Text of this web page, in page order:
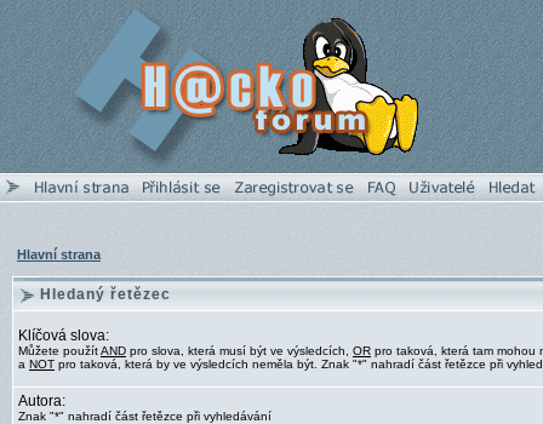
Hlavní strana
Hledaný řetězec
Klíčová slova:
Můžete použítAND pro slova, která musí být ve výsledcích, OR pro taková, která tam mohou
a NOT pro taková, která by ve výsledcích neměla být. Znak "*" nahradí část řetězce při
Autora:
Znak "*" nahradí část řetězce při vyhledávání